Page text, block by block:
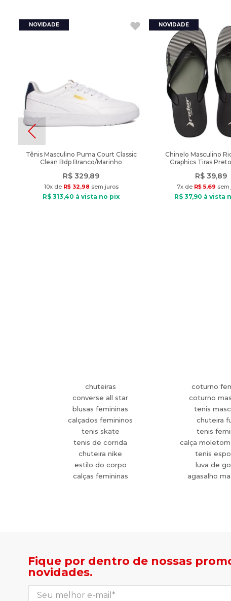
Tênis Masculino Puma Court Classic
Clean Bdp Branco/Marinho
R$ 329,89
10x de R$ 32,98 sem juros
R$ 313,40 à vista no pix
Chinelo Masculino
Graphics Tiras
R$ 39,89
7x de R$ 5,69 sem
R$ 37,90 à vista
chuteiras
converse all star
blusas femininas
calçados femininos
tenis skate
tenis de corrida
chuteira nike
estilo do corpo
calças femininas
coturno
coturno
tenis
chuteira
tenis
calça
tenis
luva de
agasalho
Fique por dentro de nossas
novidades.